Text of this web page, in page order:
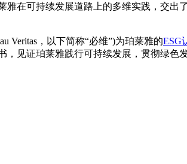
在可持续发展道路上的多维实践，交
Veritas，以下简称“必维”)为珀莱雅的ESG
见证珀莱雅践行可持续发展，贯彻绿色发